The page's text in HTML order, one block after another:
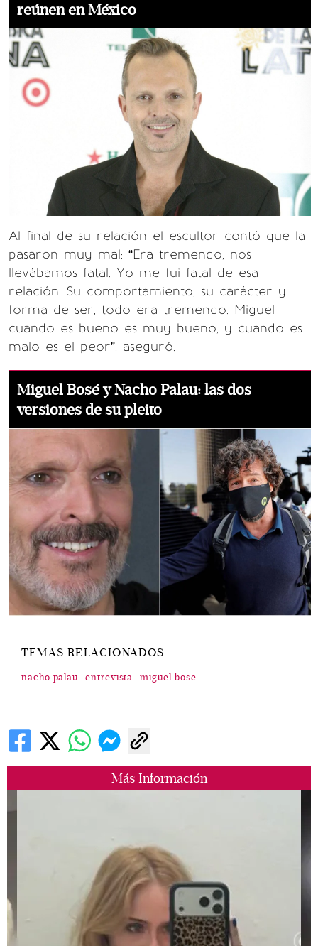
Más Información
reúnen en México
Al final de su relación el escultor contó que la
pasaron muy mal: “Era tremendo, nos
llevábamos fatal. Yo me fui fatal de esa
relación. Su comportamiento, su carácter y
forma de ser, todo era tremendo. Miguel
cuando es bueno es muy bueno, y cuando es
malo es el peor”, aseguró.
Miguel Bosé y Nacho Palau: las dos
versiones de su pleito
TEMAS RELACIONADOS
nacho palau entrevista miguel bose